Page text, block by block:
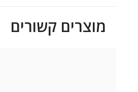
מוצרים קשורים